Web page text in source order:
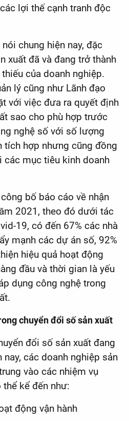
lợi thế cạnh tranh độc
chung hiện nay, đặc
xuất đã và đang trở thành
của doanh nghiệp.
lý cũng như Lãnh đạo
với việc đưa ra quyết định
sao cho phù hợp trước
nghệ số với số lượng
tích hợp nhưng cũng đồng
các mục tiêu kinh doanh
bố báo cáo về nhận
2021, theo đó dưới tác
19, có đến 67% các nhà
mạnh các dự án số, 92%
hiệu quả hoạt động
đầu và thời gian là yếu
dụng công nghệ trong
chuyển đổi số sản xuất
đổi số sản xuất đang
nay, các doanh nghiệp sản
vào các nhiệm vụ
kể đến như:
động vận hành